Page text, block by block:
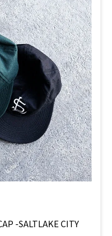
-SALTLAKE CITY